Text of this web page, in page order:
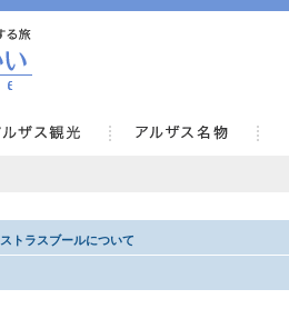
ストラスブールについて